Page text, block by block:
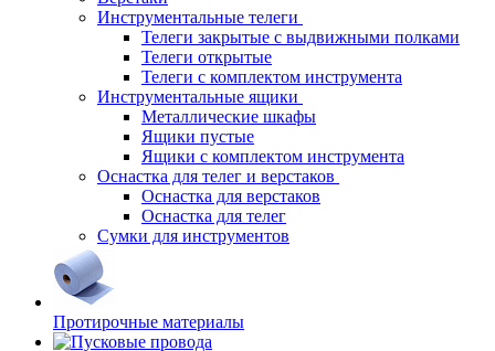
Инструментальные телеги
Телеги закрытые с выдвижными полками
Телеги открытые
Телеги с комплектом инструмента
Инструментальные ящики
Металлические шкафы
Ящики пустые
Ящики с комплектом инструмента
Оснастка для телег и верстаков
Оснастка для верстаков
Оснастка для телег
Сумки для инструментов
Протирочные материалы